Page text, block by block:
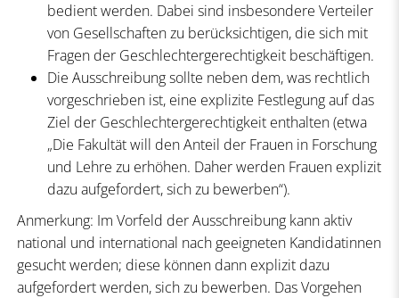
bedient werden. Dabei sind insbesondere Verteiler
von Gesellschaften zu berücksichtigen, die sich mit
Fragen der Geschlechtergerechtigkeit beschäftigen.
Die Ausschreibung sollte neben dem, was rechtlich
vorgeschrieben ist, eine explizite Festlegung auf das
Ziel der Geschlechtergerechtigkeit enthalten (etwa
„Die Fakultät will den Anteil der Frauen in Forschung
und Lehre zu erhöhen. Daher werden Frauen explizit
dazu aufgefordert, sich zu bewerben“).
Anmerkung: Im Vorfeld der Ausschreibung kann aktiv
national und international nach geeigneten Kandidatinnen
gesucht werden; diese können dann explizit dazu
aufgefordert werden, sich zu bewerben. Das Vorgehen